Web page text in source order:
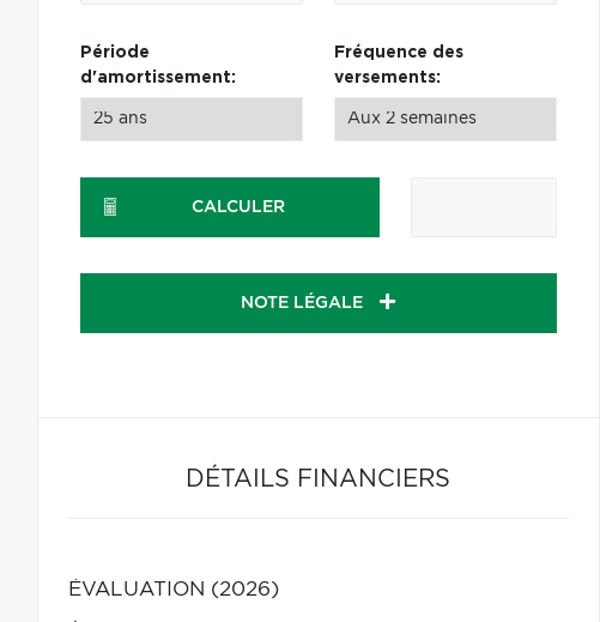
Période
d'amortissement:
Fréquence des
versements:
CALCULER
NOTE LÉGALE
DÉTAILS FINANCIERS
ÉVALUATION (2026)